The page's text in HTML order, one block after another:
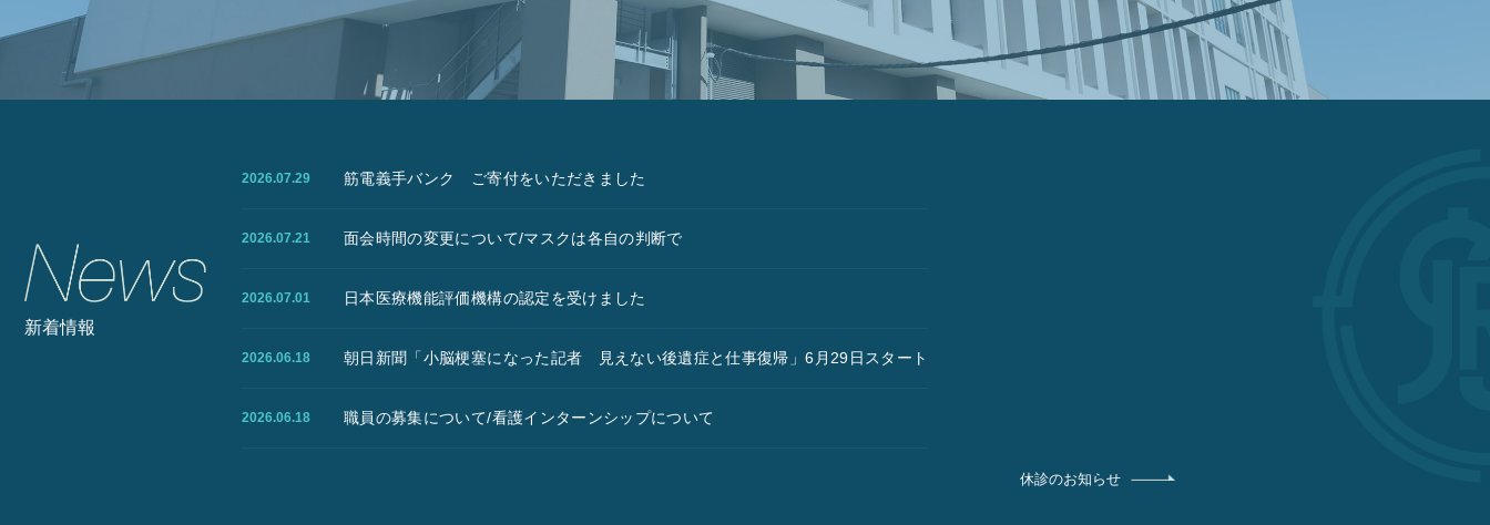
新着情報
2026.07.29 筋電義手バンク ご寄付をいただきました
2026.07.21 面会時間の変更について/マスクは各自の判断で
2026.07.01 日本医療機能評価機構の認定を受けました
2026.06.18 朝日新聞「小脳梗塞になった記者 見えない後遺症と仕事復帰」6月29日スタート
2026.06.18 職員の募集について/看護インターンシップについて
休診のお知らせ